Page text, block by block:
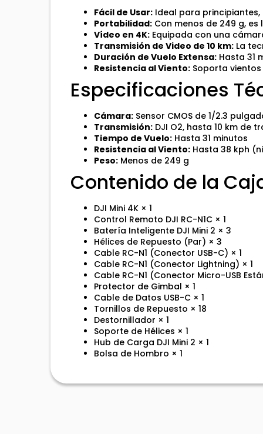
Fácil de Usar: Ideal para
Portabilidad: Con menos de 249 g,
Vídeo en 4K: Equipada con una
Transmisión de Video de 10 km: La
Duración de Vuelo Extensa: Hasta 31
Resistencia al Viento: Soporta
Especificaciones
Cámara: Sensor CMOS de 1/2.3
Transmisión: DJI O2, hasta 10 km de
Tiempo de Vuelo: Hasta 31 minutos
Resistencia al Viento: Hasta 38 kph
Peso: Menos de 249 g
Contenido de la
DJI Mini 4K × 1
Control Remoto DJI RC-N1C × 1
Batería Inteligente DJI Mini 2 × 3
Hélices de Repuesto (Par) × 3
Cable RC-N1 (Conector USB-C) × 1
Cable RC-N1 (Conector Lightning) × 1
Cable RC-N1 (Conector Micro-USB
Protector de Gimbal × 1
Cable de Datos USB-C × 1
Tornillos de Repuesto × 18
Destornillador × 1
Soporte de Hélices × 1
Hub de Carga DJI Mini 2 × 1
Bolsa de Hombro × 1